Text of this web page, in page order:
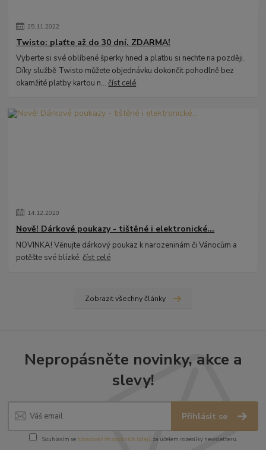
25.11.2022
Twisto: plaťte až do 30 dní. ZDARMA!
Vyberte si své oblíbené šperky hned a platbu si nechte na později.
Díky službě Twisto můžete objednávku dokončit pohodlně bez
okamžité platby kartou n...číst celé
14.12.2020
Nově! Dárkové poukazy - tištěné i elektronické...
NOVINKA! Věnujte dárkový poukaz k narozeninám či Vánocům a
potěšte své blízké.číst celé
Zobrazit všechny články
Nepropásněte novinky, akce a
slevy!
Přihlásit se
Souhlasím se zpracováním osobních údajůza účelem rozesílky newsletteru.